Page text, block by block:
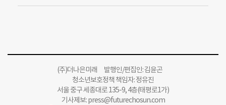
(주)더나은미래 발행인/편집인: 김윤곤
청소년보호정책 책임자: 정유진
서울 중구 세종대로 135-9, 4층(태평로1가)
기사제보:press@futurechosun.com